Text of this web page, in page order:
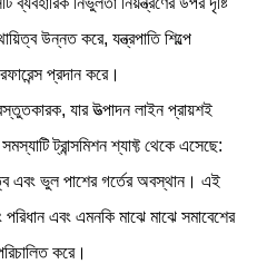
উন্নত করে, যন্ত্রপাতি শিল্পে
প্রদান করে।
যার উত্পাদন লাইন প্রায়শই
ট্রান্সমিশন শ্যাফ্ট থেকে এসেছে:
এবং ভুল পাশের গর্তের অবস্থান। এই
পরিধান এবং এমনকি মাঝে মাঝে সমাবেশের
করে।